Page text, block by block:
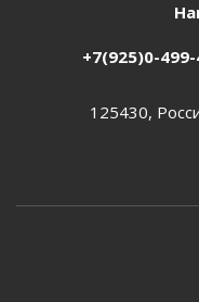
+7(925)0-
125430,